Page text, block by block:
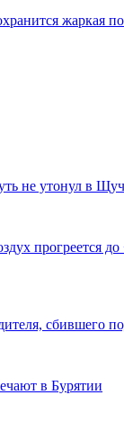
жаркая
не утонул в
прогреется
сбившего
в Бурятии